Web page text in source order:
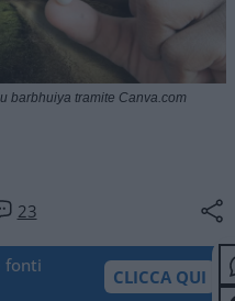
23
barbhuiya tramite Canva.com
fonti
CLICCA QUI